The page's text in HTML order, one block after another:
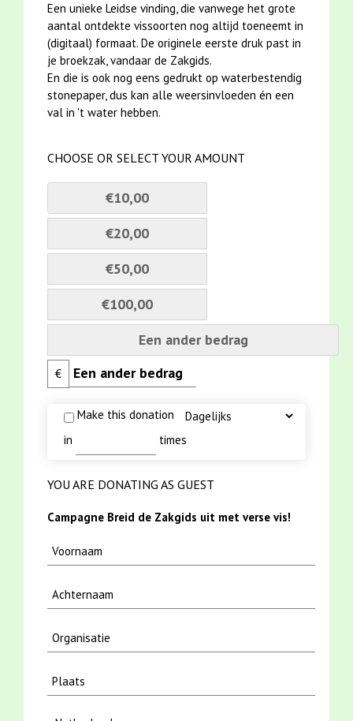
Een unieke Leidse vinding, die vanwege het grote
aantal ontdekte vissoorten nog altijd toeneemt in
(digitaal) formaat. De originele eerste druk past in
je broekzak, vandaar de Zakgids.
En die is ook nog eens gedrukt op waterbestendig
stonepaper, dus kan alle weersinvloeden én een
val in 't water hebben.
CHOOSE OR SELECT YOUR AMOUNT
€10,00
€20,00
€50,00
€100,00
Een ander bedrag
€
Make this donation
in
times
YOU ARE DONATING AS GUEST
Campagne Breid de Zakgids uit met verse vis!